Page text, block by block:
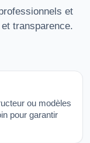
et
transparence.
ou modèles
pour garantir